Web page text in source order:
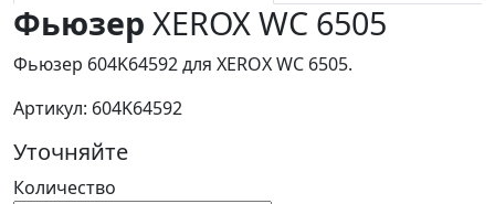
Фьюзер XEROX WC 6505
Фьюзер 604K64592 для XEROX WC 6505.
Артикул: 604K64592
Уточняйте
Количество